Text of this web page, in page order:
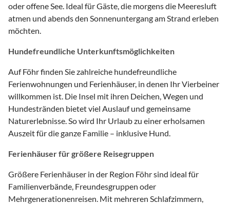
oder offene See. Ideal für Gäste, die morgens die Meeresluft
atmen und abends den Sonnenuntergang am Strand erleben
möchten.
Hundefreundliche Unterkunftsmöglichkeiten
Auf Föhr finden Sie zahlreiche hundefreundliche
Ferienwohnungen und Ferienhäuser, in denen Ihr Vierbeiner
willkommen ist. Die Insel mit ihren Deichen, Wegen und
Hundestränden bietet viel Auslauf und gemeinsame
Naturerlebnisse. So wird Ihr Urlaub zu einer erholsamen
Auszeit für die ganze Familie – inklusive Hund.
Ferienhäuser für größere Reisegruppen
Größere Ferienhäuser in der Region Föhr sind ideal für
Familienverbände, Freundesgruppen oder
Mehrgenerationenreisen. Mit mehreren Schlafzimmern,